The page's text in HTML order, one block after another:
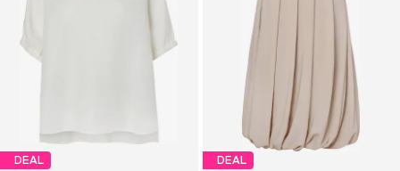
DEAL DEAL